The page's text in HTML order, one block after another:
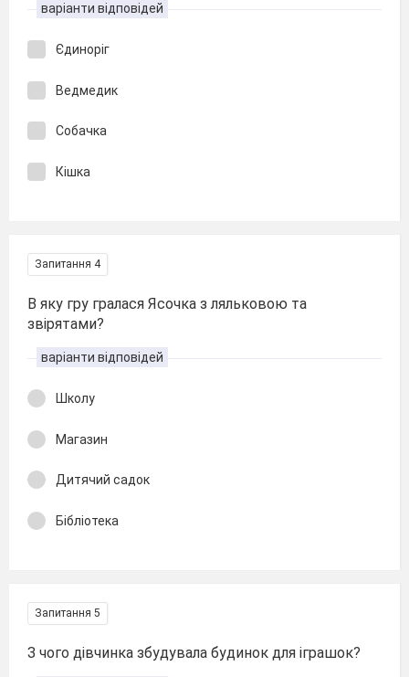
варіанти відповідей
Єдиноріг
Ведмедик
Собачка
Кішка
Запитання 4
В яку гру гралася Ясочка з ляльковою та
звірятами?
варіанти відповідей
Школу
Магазин
Дитячий садок
Бібліотека
Запитання 5
З чого дівчинка збудувала будинок для іграшок?